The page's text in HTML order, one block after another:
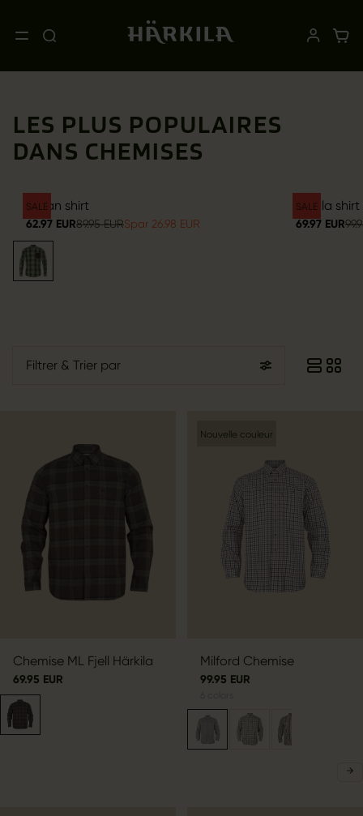
LES PLUS POPULAIRES
DANS CHEMISES
SALE
Akkan shirt
62.97 EUR89.95 EURSpar 26.98 EUR
SALE
Pajala shirt
69.97 EUR
Filtrer & Trier par
Chemise ML Fjell Härkila
69.95 EUR
Nouvelle couleur
Milford Chemise
99.95 EUR